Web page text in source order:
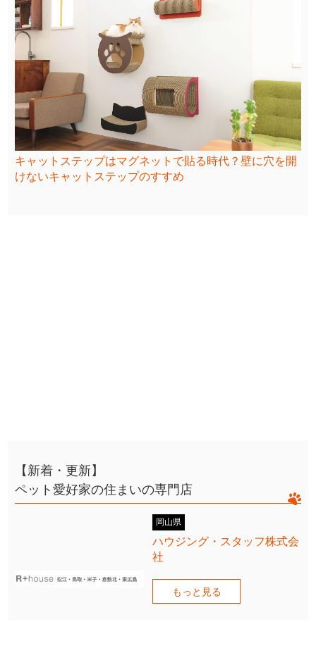
キャットステップはマグネットで貼る時代？壁に穴を開
けないキャットステップのすすめ
【新着・更新】
ペット愛好家の住まいの専門店
岡山県
ハウジング・スタッフ株式会
社
もっと見る